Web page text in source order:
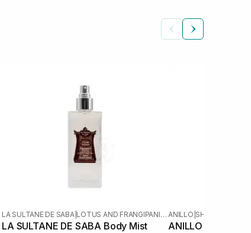
LA SULTANE DE SABA LOTUS AND FRANGIPANI FLOWERS
LA SULTANE DE SABA Body Mist
ANILLO SHOWER TIME
ANILLO Shower